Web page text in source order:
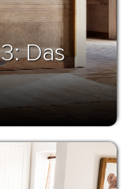
Das